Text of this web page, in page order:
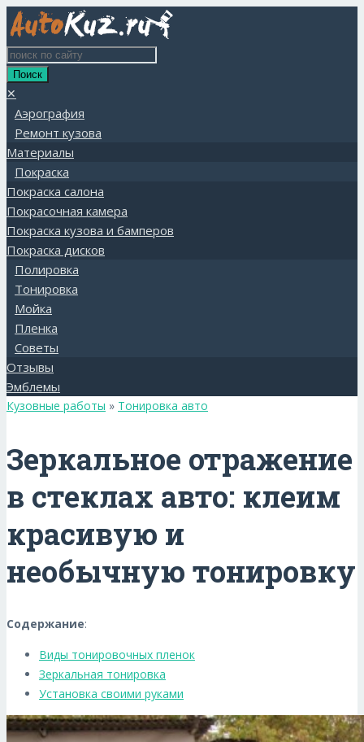
✕
Аэрография
Ремонт кузова
Материалы
Покраска
Покраска салона
Покрасочная камера
Покраска кузова и бамперов
Покраска дисков
Полировка
Тонировка
Мойка
Пленка
Советы
Отзывы
Эмблемы
Кузовные работы » Тонировка авто
Зеркальное отражение
в стеклах авто: клеим
красивую и
необычную тонировку
Содержание:
Виды тонировочных пленок
Зеркальная тонировка
Установка своими руками